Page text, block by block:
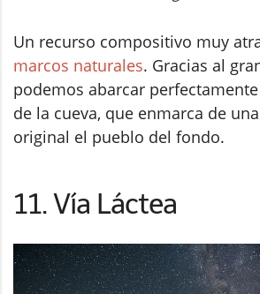
Un recurso compositivo muy
marcos naturales. Gracias al
podemos abarcar
de la cueva, que enmarca de
original el pueblo del fondo.
11. Vía Láctea